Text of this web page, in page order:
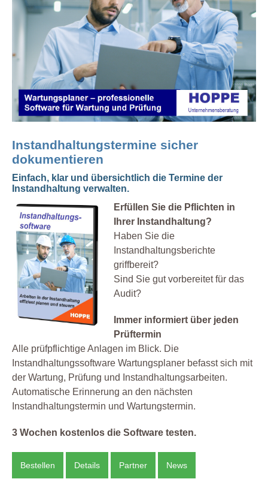
Instandhaltungstermine sicher
dokumentieren
Einfach, klar und übersichtlich die Termine der
Instandhaltung verwalten.
Erfüllen Sie die Pflichten in
Ihrer Instandhaltung?
Haben Sie die
Instandhaltungsberichte
griffbereit?
Sind Sie gut vorbereitet für das
Audit?
Immer informiert über jeden
Prüftermin
Alle prüfpflichtige Anlagen im Blick. Die
Instandhaltungssoftware Wartungsplaner befasst sich mit
der Wartung, Prüfung und Instandhaltungsarbeiten.
Automatische Erinnerung an den nächsten
Instandhaltungstermin und Wartungstermin.
3 Wochen kostenlos die Software testen.
Bestellen Details Partner News